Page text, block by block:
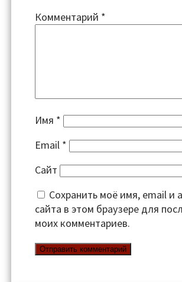
Комментарий *
Имя *
Email *
Сайт
Сохранить моё имя, email и
сайта в этом браузере для
моих комментариев.